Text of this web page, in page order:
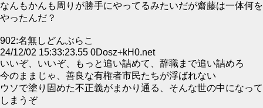
なんもかんも周りが勝手にやってるみたいだが齋藤は一体何を
やったんだ？
902:名無しどんぶらこ
24/12/02 15:33:23.55 0Dosz+kH0.net
いいぞ、いいぞ、もっと追い詰めて、辞職まで追い詰めろ
今のままじゃ、善良な有権者市民たちが浮ばれない
ウソで塗り固めた不正義がまかり通る、そんな世の中になって
しまうぞ